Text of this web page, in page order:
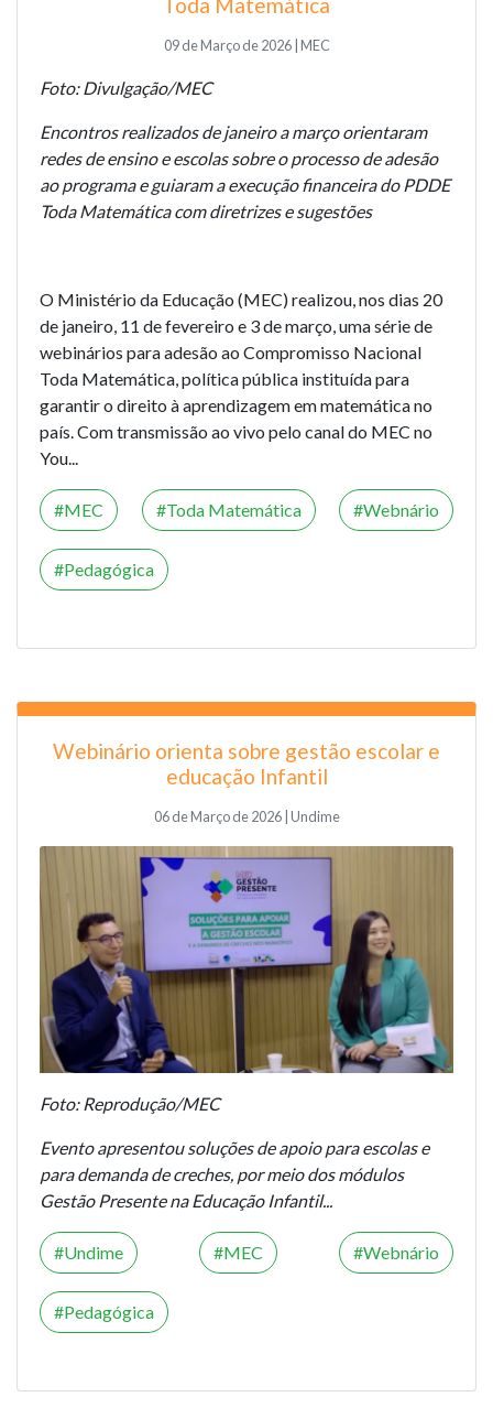
09 de Março de 2026 | MEC
Foto: Divulgação/MEC
Encontros realizados de janeiro a março orientaram
redes de ensino e escolas sobre o processo de adesão
ao programa e guiaram a execução financeira do PDDE
Toda Matemática com diretrizes e sugestões
O Ministério da Educação (MEC) realizou, nos dias 20
de janeiro, 11 de fevereiro e 3 de março, uma série de
webinários para adesão ao Compromisso Nacional
Toda Matemática, política pública instituída para
garantir o direito à aprendizagem em matemática no
país. Com transmissão ao vivo pelo canal do MEC no
You...
MEC Toda Matemática Webnário
Pedagógica
Webinário orienta sobre gestão escolar e
educação Infantil
06 de Março de 2026 | Undime
Foto: Reprodução/MEC
Evento apresentou soluções de apoio para escolas e
para demanda de creches, por meio dos módulos
Gestão Presente na Educação Infantil...
Undime MEC Webnário
Pedagógica